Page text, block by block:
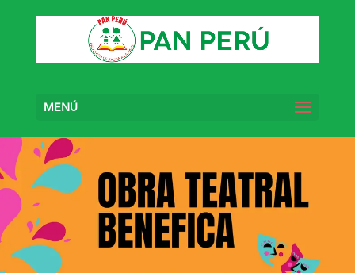
MENÚ